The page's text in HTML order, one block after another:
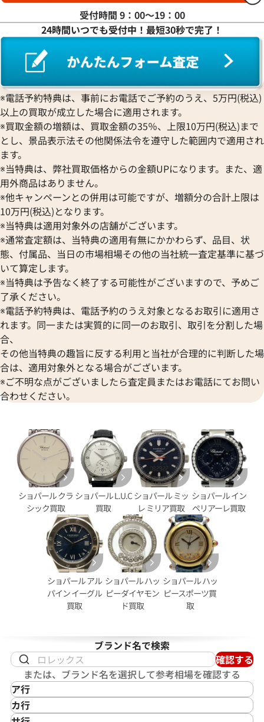
ッピーダイヤモンド 4119 1
イト
格
日時点の参考買取価格です
ショパール ミッレミリア
参考買取価格
557,000円
※2024年7月9日時点の参考買
6973-20 WG/レザー ブラ
格
26日時点の参考買取価格で
ショパール エクストラプレ
K18YG/レザー ネイビー
参考買取価格
540,000円
※2022年2月27日時点の参考
クラシック マークIII
27日時点の参考買取価格で
ショパール 13/6621 18KYG
500,000
※2022年3月27日時点の参考
受付時間 9：00〜19：00
24時間いつでも受付中！最短30秒で完了！
※電話予約特典は、事前にお電話でご予約のうえ、5万円(税込)
以上の買取が成立した場合に適用されます。
※買取金額の増額は、買取金額の35％、上限10万円(税込)まで
とし、景品表示法その他関係法令を遵守した範囲内で適用され
ます。
※当特典は、弊社買取価格からの金額UPになります。また、適
用外商品はありません。
※他キャンペーンとの併用は可能ですが、増額分の合計上限は
10万円(税込)となります。
※当特典は適用対象外の店舗がございます。
※通常査定額は、当特典の適用有無にかかわらず、品目、状
態、付属品、当日の市場相場その他の当社統一査定基準に基づ
いて算定します。
※当特典は予告なく終了する可能性がございますので、予めご
了承ください。
※電話予約特典は、電話予約のうえ対象となるお取引に適用さ
れます。同一または実質的に同一のお取引、取引を分割した場
合、
その他当特典の趣旨に反する利用と当社が合理的に判断した場
合は、適用対象外となる場合がございます。
※ご不明な点がございましたら査定員またはお電話にてお問い
合わせください。
ショパール クラ
シック買取
ショパール L.U.C
買取
ショパール ミッ
レ ミリア買取
ショパール イン
ペリアーレ買取
ショパール アル
パイン イーグル
買取
ショパール ハッ
ピーダイヤモン
ド買取
ショパール ハッ
ピースポーツ買
取
ブランド名で検索
確認する
または、ブランド名を選択して参考相場を確認する
ア行
IKEPOD
アイクポッド
カ行
CASIO